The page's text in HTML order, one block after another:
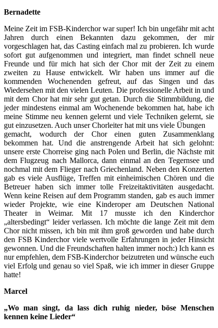
Bernadette
Meine Zeit im FSB-Kinderchor war super! Ich bin ungefähr mit acht
Jahren durch einen Bekannten dazu gekommen, der mir
vorgeschlagen hat, das Casting einfach mal zu probieren. Ich wurde
sofort gut aufgenommen und integriert, man findet schnell neue
Freunde und für mich hat sich der Chor mit der Zeit zu einem
zweiten zu Hause entwickelt. Wir haben uns immer auf die
kommenden Wochenenden gefreut, auf das Singen und das
Wiedersehen mit den vielen Leuten. Die professionelle Arbeit in und
mit dem Chor hat mir sehr gut getan. Durch die Stimmbildung, die
jeder mindestens einmal am Wochenende bekommen hat, habe ich
meine Stimme neu kennen gelernt und viele Techniken gelernt, sie
gut einzusetzen. Auch unser Chorleiter hat mit uns viele Übungen
gemacht, wodurch der Chor einen guten Zusammenklang
bekommen hat. Und die anstrengende Arbeit hat sich gelohnt:
unsere erste Chorreise ging nach Polen und Berlin, die Nächste mit
dem Flugzeug nach Mallorca, dann einmal an den Tegernsee und
nochmal mit dem Flieger nach Griechenland. Neben den Konzerten
gab es viele Ausflüge, Treffen mit einheimischen Chören und die
Betreuer haben sich immer tolle Freizeitaktivitäten ausgedacht.
Wenn keine Reisen auf dem Programm standen, gab es auch immer
wieder Projekte, wie eine Kinderoper am Deutschen National
Theater in Weimar. Mit 17 musste ich den Kinderchor
„altersbedingt“ leider verlassen. Ich möchte die lange Zeit mit dem
Chor nicht missen, ich bin mit ihm groß geworden und habe durch
den FSB Kinderchor viele wertvolle Erfahrungen in jeder Hinsicht
gewonnen. Und die Freundschaften halten immer noch:) Ich kann es
nur empfehlen, dem FSB-Kinderchor beizutreten und wünsche euch
viel Erfolg und genau so viel Spaß, wie ich immer in dieser Gruppe
hatte!
Marcel
„Wo man singt, da lass dich ruhig nieder, böse Menschen
kennen keine Lieder“